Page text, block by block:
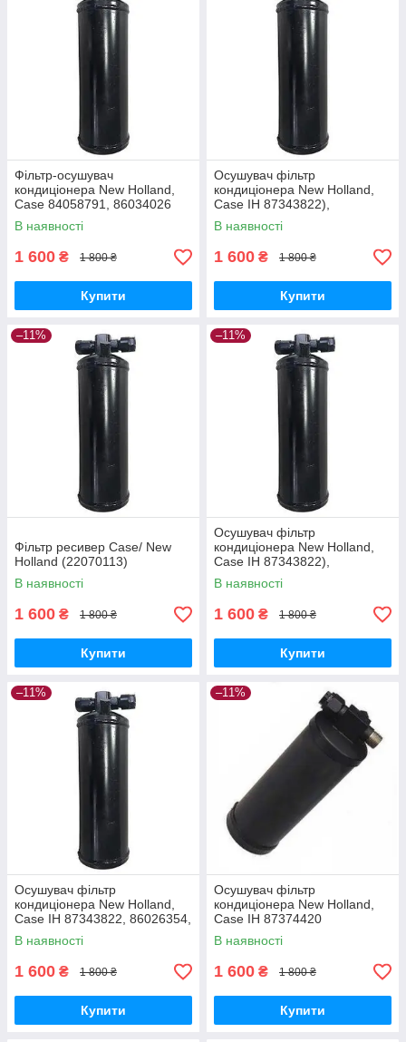
Фільтр-осушувач
кондиціонера New Holland,
Case 84058791, 86034026
В наявності
1 600 ₴ 1 800 ₴
Купити
Осушувач фільтр
кондиціонера New Holland,
Case IH 87343822),
T7060/Puma210 | 47446235
Вертикальний
В наявності
1 600 ₴ 1 800 ₴
Купити
–11%
Фільтр ресивер Case/ New
Holland (22070113)
В наявності
1 600 ₴ 1 800 ₴
Купити
–11%
Осушувач фільтр
кондиціонера New Holland,
Case IH 87343822),
T7060/Puma210 | 47446235
Вертикальний
В наявності
1 600 ₴ 1 800 ₴
Купити
–11%
Осушувач фільтр
кондиціонера New Holland,
Case IH 87343822, 86026354,
47446235, 5165615, 21.00052
Вертикальний
В наявності
1 600 ₴ 1 800 ₴
Купити
–11%
Осушувач фільтр
кондиціонера New Holland,
Case IH 87374420
Вертикальний
TC5080/CSX7080/CX/CS
В наявності
1 600 ₴ 1 800 ₴
Купити